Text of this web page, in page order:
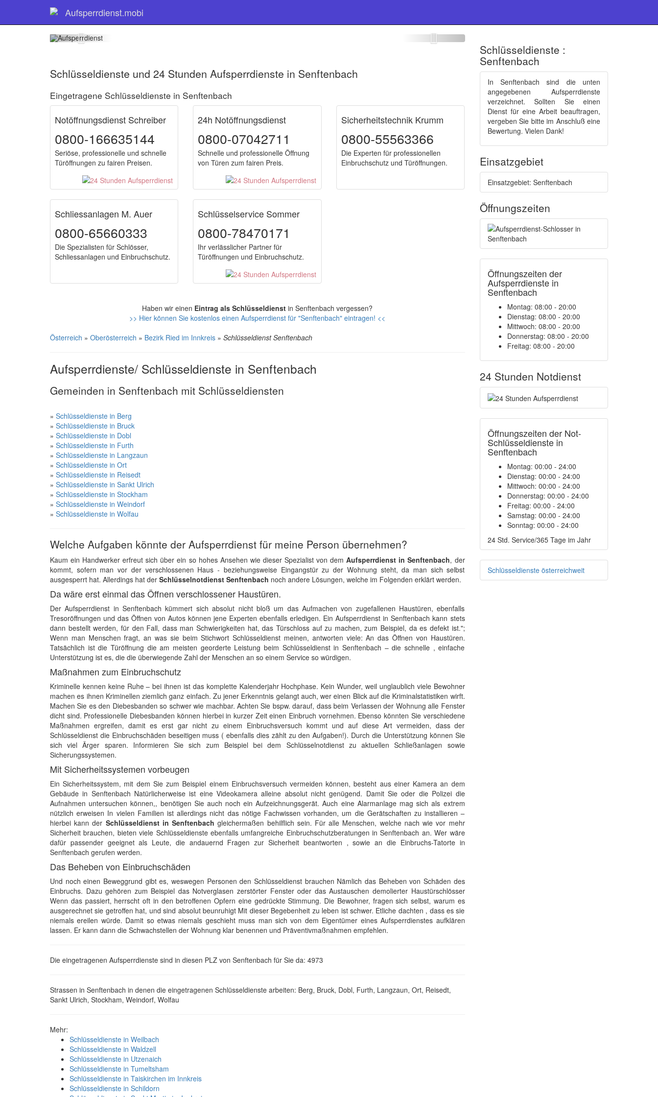
Aufsperrdienst.mobi
Schlüsseldienste und 24 Stunden Aufsperrdienste in Senftenbach
Eingetragene Schlüsseldienste in Senftenbach
Notöffnungsdienst Schreiber
0800-166635144
Seriöse, professionelle und schnelle
Türöffnungen zu fairen Preisen.
24h Notöffnungsdienst
0800-07042711
Schnelle und professionelle Öffnung
von Türen zum fairen Preis.
Sicherheitstechnik Krumm
0800-55563366
Die Experten für professionellen
Einbruchschutz und Türöffnungen.
Schliessanlagen M. Auer
0800-65660333
Die Spezialisten für Schlösser,
Schliessanlagen und Einbruchschutz.
Schlüsselservice Sommer
0800-78470171
Ihr verlässlicher Partner für
Türöffnungen und Einbruchschutz.
Haben wir einen Eintrag als Schlüsseldienst in Senftenbach vergessen?
>> Hier können Sie kostenlos einen Aufsperrdienst für "Senftenbach" eintragen! <<
Österreich » Oberösterreich » Bezirk Ried im Innkreis » Schlüsseldienst Senftenbach
Aufsperrdienste/ Schlüsseldienste in Senftenbach
Gemeinden in Senftenbach mit Schlüsseldiensten
» Schlüsseldienste in Berg
» Schlüsseldienste in Bruck
» Schlüsseldienste in Dobl
» Schlüsseldienste in Furth
» Schlüsseldienste in Langzaun
» Schlüsseldienste in Ort
» Schlüsseldienste in Reisedt
» Schlüsseldienste in Sankt Ulrich
» Schlüsseldienste in Stockham
» Schlüsseldienste in Weindorf
» Schlüsseldienste in Wolfau
Welche Aufgaben könnte der Aufsperrdienst für meine Person übernehmen?
Kaum ein Handwerker erfreut sich über ein so hohes Ansehen wie dieser Spezialist von demAufsperrdienst in Senftenbach, der
kommt, sofern man vor der verschlossenen Haus - beziehungsweise Eingangstür zu der Wohnung steht, da man sich selbst
ausgesperrt hat. Allerdings hat der Schlüsselnotdienst Senftenbach noch andere Lösungen, welche im Folgenden erklärt werden.
Da wäre erst einmal das Öffnen verschlossener Haustüren.
Der Aufsperrdienst in Senftenbach kümmert sich absolut nicht bloß um das Aufmachen von zugefallenen Haustüren, ebenfalls
Tresoröffnungen und das Öffnen von Autos können jene Experten ebenfalls erledigen. Ein Aufsperrdienst in Senftenbach kann stets
dann bestellt werden, für den Fall, dass man Schwierigkeiten hat, das Türschloss auf zu machen, zum Beispiel, da es defekt ist.";
Wenn man Menschen fragt, an was sie beim Stichwort Schlüsseldienst meinen, antworten viele: An das Öffnen von Haustüren.
Tatsächlich ist die Türöffnung die am meisten georderte Leistung beim Schlüsseldienst in Senftenbach – die schnelle , einfache
Unterstützung ist es, die die überwiegende Zahl der Menschen an so einem Service so würdigen.
Maßnahmen zum Einbruchschutz
Kriminelle kennen keine Ruhe – bei ihnen ist das komplette Kalenderjahr Hochphase. Kein Wunder, weil unglaublich viele Bewohner
machen es ihnen Kriminellen ziemlich ganz einfach. Zu jener Erkenntnis gelangt auch, wer einen Blick auf die Kriminalstatistiken wirft.
Machen Sie es den Diebesbanden so schwer wie machbar. Achten Sie bspw. darauf, dass beim Verlassen der Wohnung alle Fenster
dicht sind. Professionelle Diebesbanden können hierbei in kurzer Zeit einen Einbruch vornehmen. Ebenso könnten Sie verschiedene
Maßnahmen ergreifen, damit es erst gar nicht zu einem Einbruchsversuch kommt und auf diese Art vermeiden, dass der
Schlüsseldienst die Einbruchschäden beseitigen muss ( ebenfalls dies zählt zu den Aufgaben!). Durch die Unterstützung können Sie
sich viel Ärger sparen. Informieren Sie sich zum Beispiel bei dem Schlüsselnotdienst zu aktuellen Schließanlagen sowie
Sicherungssystemen.
Mit Sicherheitssystemen vorbeugen
Ein Sicherheitssystem, mit dem Sie zum Beispiel einem Einbruchsversuch vermeiden können, besteht aus einer Kamera an dem
Gebäude in Senftenbach Natürlicherweise ist eine Videokamera alleine absolut nicht genügend. Damit Sie oder die Polizei die
Aufnahmen untersuchen können,, benötigen Sie auch noch ein Aufzeichnungsgerät. Auch eine Alarmanlage mag sich als extrem
nützlich erweisen In vielen Familien ist allerdings nicht das nötige Fachwissen vorhanden, um die Gerätschaften zu installieren –
hierbei kann der Schlüsseldienst in Senftenbach gleichermaßen behilflich sein. Für alle Menschen, welche nach wie vor mehr
Sicherheit brauchen, bieten viele Schlüsseldienste ebenfalls umfangreiche Einbruchschutzberatungen in Senftenbach an. Wer wäre
dafür passender geeignet als Leute, die andauernd Fragen zur Sicherheit beantworten , sowie an die Einbruchs-Tatorte in
Senftenbach gerufen werden.
Das Beheben von Einbruchschäden
Und noch einen Beweggrund gibt es, weswegen Personen den Schlüsseldienst brauchen Nämlich das Beheben von Schäden des
Einbruchs. Dazu gehören zum Beispiel das Notverglasen zerstörter Fenster oder das Austauschen demolierter Haustürschlösser
Wenn das passiert, herrscht oft in den betroffenen Opfern eine gedrückte Stimmung. Die Bewohner, fragen sich selbst, warum es
ausgerechnet sie getroffen hat, und sind absolut beunruhigt Mit dieser Begebenheit zu leben ist schwer. Etliche dachten , dass es sie
niemals ereilen würde. Damit so etwas niemals geschieht muss man sich von dem Eigentümer eines Aufsperrdienstes aufklären
lassen. Er kann dann die Schwachstellen der Wohnung klar benennen und Präventivmaßnahmen empfehlen.
Die eingetragenen Aufsperrdienste sind in diesen PLZ von Senftenbach für Sie da: 4973
Strassen in Senftenbach in denen die eingetragenen Schlüsseldienste arbeiten: Berg, Bruck, Dobl, Furth, Langzaun, Ort, Reisedt,
Sankt Ulrich, Stockham, Weindorf, Wolfau
Mehr:
Schlüsseldienste in Weilbach
Schlüsseldienste in Waldzell
Schlüsseldienste in Utzenaich
Schlüsseldienste in Tumeltsham
Schlüsseldienste in Taiskirchen im Innkreis
Schlüsseldienste in Schildorn
Schlüsseldienste :
Senftenbach
In Senftenbach sind die unten
angegebenen Aufsperrdienste
verzeichnet. Sollten Sie einen
Dienst für eine Arbeit beauftragen,
vergeben Sie bitte im Anschluß eine
Bewertung. Vielen Dank!
Einsatzgebiet
Einsatzgebiet: Senftenbach
Öffnungszeiten
Öffnungszeiten der
Aufsperrdienste in
Senftenbach
Montag: 08:00 - 20:00
Dienstag: 08:00 - 20:00
Mittwoch: 08:00 - 20:00
Donnerstag: 08:00 - 20:00
Freitag: 08:00 - 20:00
24 Stunden Notdienst
Öffnungszeiten der Not-
Schlüsseldienste in
Senftenbach
Montag: 00:00 - 24:00
Dienstag: 00:00 - 24:00
Mittwoch: 00:00 - 24:00
Donnerstag: 00:00 - 24:00
Freitag: 00:00 - 24:00
Samstag: 00:00 - 24:00
Sonntag: 00:00 - 24:00
24 Std. Service/365 Tage im Jahr
Schlüsseldienste österreichweit